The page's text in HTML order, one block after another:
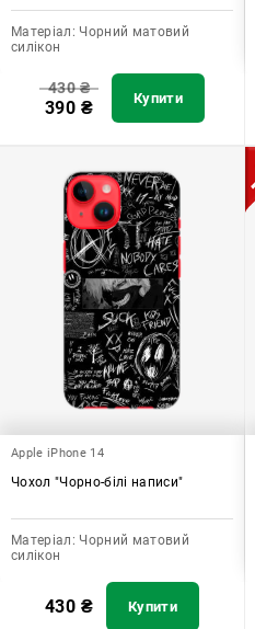
Матеріал: Чорний матовий
силікон
430₴
390 ₴ Купити
Apple iPhone 14
Чохол "Чорно-білі написи"
Матеріал: Чорний матовий
силікон
430 ₴ Купити